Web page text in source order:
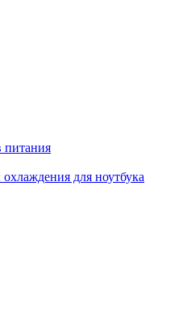
питания
для ноутбука